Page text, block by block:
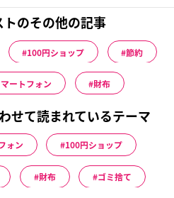
トのその他の記事
100円ショップ 節約
ートフォン 財布
せて読まれているテーマ
ォン 100円ショップ
財布 ゴミ捨て